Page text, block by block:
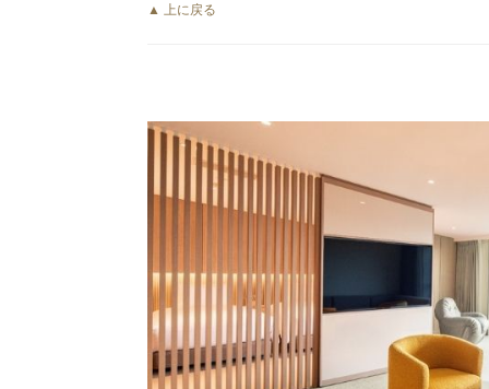
▲ 上に戻る